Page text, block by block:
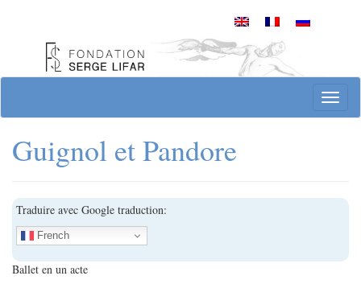
Guignol et Pandore
Traduire avec Google traduction:
French
Ballet en un acte